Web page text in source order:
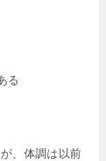
る
、体調は以前